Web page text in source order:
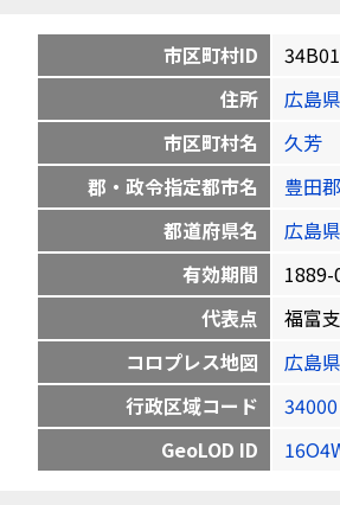
市区町村ID
住所
広島
市区町村名
久芳
郡・政令指定都市名
豊田郡
都道府県名
広島県
有効期間
代表点
福富
コロプレス地図
広島
行政区域コード
34000
GeoLOD ID